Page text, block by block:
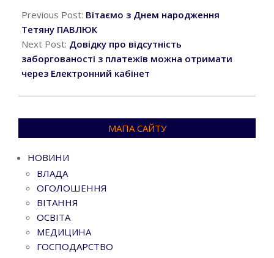
10-
25
Previous Post: Вітаємо з Днем народження
Тетяну ПАВЛЮК
Next Post: Довідку про відсутність
заборгованості з платежів можна отримати
через Електронний кабінет
МАПА САЙТУ
НОВИНИ
ВЛАДА
ОГОЛОШЕННЯ
ВІТАННЯ
ОСВІТА
МЕДИЦИНА
ГОСПОДАРСТВО